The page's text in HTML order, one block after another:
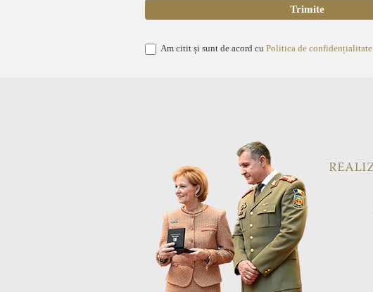
Am citit și sunt de acord cu Politica de confidențialitate